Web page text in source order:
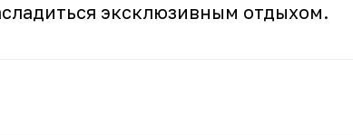
эксклюзивным отдыхом.